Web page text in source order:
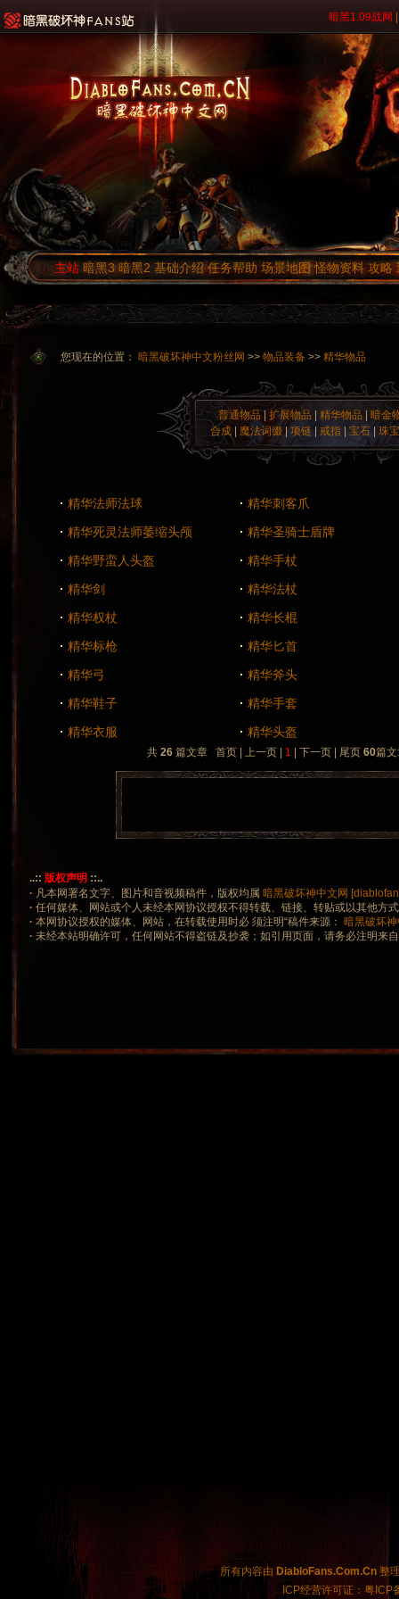
暗黑1.09战网
主站 暗黑3 暗黑2 基础介绍 任务帮助 场景地图 怪物资料 攻略
您现在的位置：暗黑破坏神中文粉丝网 >>物品装备 >>精华物品
普通物品 | 扩展物品 精华物品
暗金
合成
魔法词缀|项链 戒指 |宝石 珠宝
·精华法师法球 ·精华刺客爪
·精华死灵法师萎缩头颅 ·精华圣骑士盾牌
·精华野蛮人头盔 ·精华手杖
·精华剑 ·精华法杖
·精华权杖 ·精华长棍
·精华标枪 ·精华匕首
·精华弓 ·精华斧头
·精华鞋子 ·精华手套
·精华衣服 ·精华头盔
共26 篇文章 首页 | 上一页 | 1 | 下一页 | 尾页60篇
..::版权声明 ::..
· 凡本网署名文字、图片和音视频稿件，版权均属暗黑破坏神中文网
·任何媒体、网站或个人未经本网协议授权不得转载、链接、转贴或以其他方
·本网协议授权的媒体、网站，在转载使用时必 须注明“稿件来源： 暗黑破坏
·未经本站明确许可，任何网站不得盗链及抄袭；如引用页面，请务必注明来
所有内容由 DiabloFans.Com.Cn 整
ICP经营许可证：粤